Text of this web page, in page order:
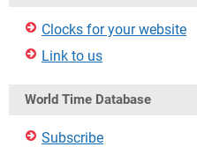
Clocks for your website
Link to us
World Time Database
Subscribe